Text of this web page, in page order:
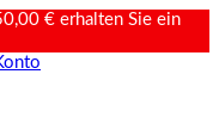
€ erhalten Sie ein